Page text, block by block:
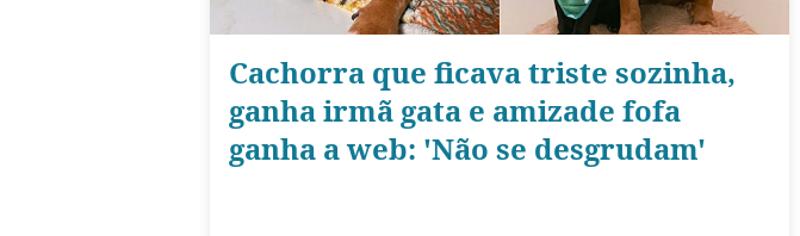
Cachorra que ficava triste sozinha,
ganha irmã gata e amizade fofa
ganha a web: 'Não se desgrudam'